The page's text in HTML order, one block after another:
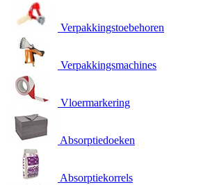
Verpakkingstoebehoren
Verpakkingsmachines
Vloermarkering
Absorptiedoeken
Absorptiekorrels